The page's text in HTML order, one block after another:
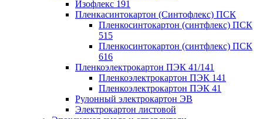
Изофлекс 191
Пленкасинтокартон (Синтофлекс) ПСК
Пленкосинтокартон (синтфлекс) ПСК
515
Пленкосинтокартон (синтфлекс) ПСК
616
Пленкоэлектрокартон ПЭК 41/141
Пленкоэлектрокартон ПЭК 141
Пленкоэлектрокартон ПЭК 41
Рулонный электрокартон ЭВ
Электрокартон листовой